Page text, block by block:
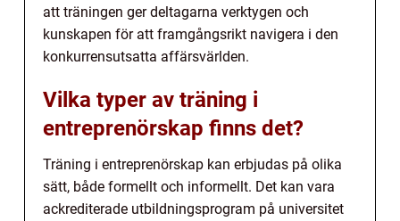
att träningen ger deltagarna verktygen och
kunskapen för att framgångsrikt navigera i den
konkurrensutsatta affärsvärlden.
Vilka typer av träning i
entreprenörskap finns det?
Träning i entreprenörskap kan erbjudas på olika
sätt, både formellt och informellt. Det kan vara
ackrediterade utbildningsprogram på universitet